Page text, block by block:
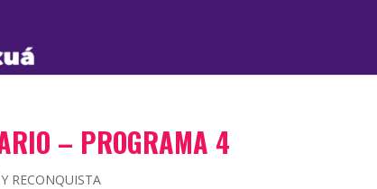
– PROGRAMA 4
RECONQUISTA